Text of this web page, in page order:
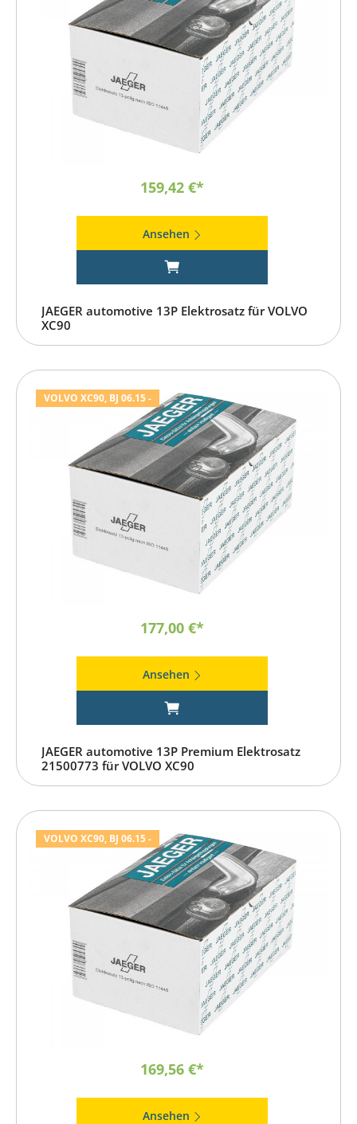
159,42 €*
Ansehen
JAEGER automotive 13P Elektrosatz für VOLVO
XC90
VOLVO XC90, BJ 06.15 -
177,00 €*
Ansehen
JAEGER automotive 13P Premium Elektrosatz
21500773 für VOLVO XC90
VOLVO XC90, BJ 06.15 -
169,56 €*
Ansehen